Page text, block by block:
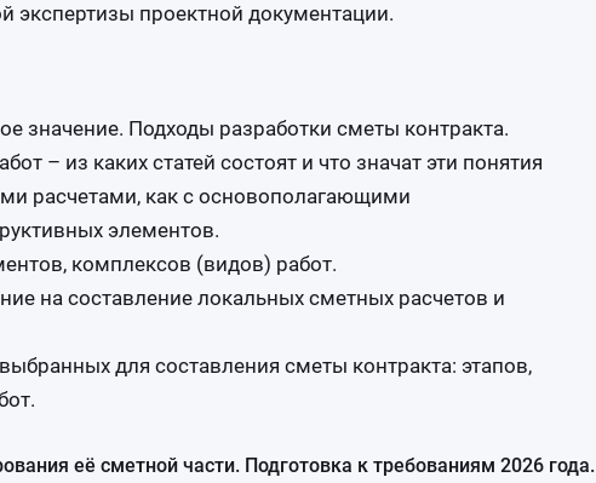
проектной документации.
значение. Подходы разработки сметы контракта.
– из каких статей состоят и что значат эти понятия
расчетами, как с основополагающими
элементов.
комплексов (видов) работ.
на составление локальных сметных расчетов и
для составления сметы контракта: этапов,
её сметной части. Подготовка к требованиям 2026 года.